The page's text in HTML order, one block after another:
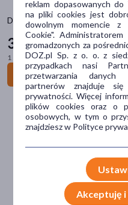
Dr. Jacobs, papierki lakmusowe,
30 99 zł
1 szt. = 0,26 zł
Do
pokaż więcej
Problem
ból(350)
przeciążone stawy(207)
stłuczenie(172)
stomia(152)
Część ciała
(206)
reklam dopasowanych
na pliki cookies jest
dowolnym momencie z
Cookie".
gromadzonych za
DOZ.pl Sp. z o. o. z
przypadkach nasi
przetwarzania danych
partnerów znajduje
prywatności. Więcej
plików cookies oraz o
osobowych, w tym o
znajdziesz w Polityce
Akceptuję